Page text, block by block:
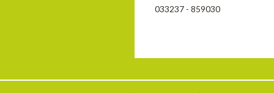
033237 - 859030